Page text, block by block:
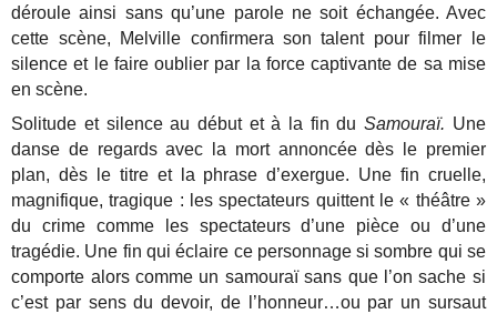
déroule ainsi sans qu’une parole ne soit échangée. Avec
cette scène, Melville confirmera son talent pour filmer le
silence et le faire oublier par la force captivante de sa mise
en scène.
Solitude et silence au début et à la fin duSamouraï. Une
danse de regards avec la mort annoncée dès le premier
plan, dès le titre et la phrase d’exergue. Une fin cruelle,
magnifique, tragique : les spectateurs quittent le « théâtre »
du crime comme les spectateurs d’une pièce ou d’une
tragédie. Une fin qui éclaire ce personnage si sombre qui se
comporte alors comme un samouraï sans que l’on sache si
c’est par sens du devoir, de l’honneur…ou par un sursaut